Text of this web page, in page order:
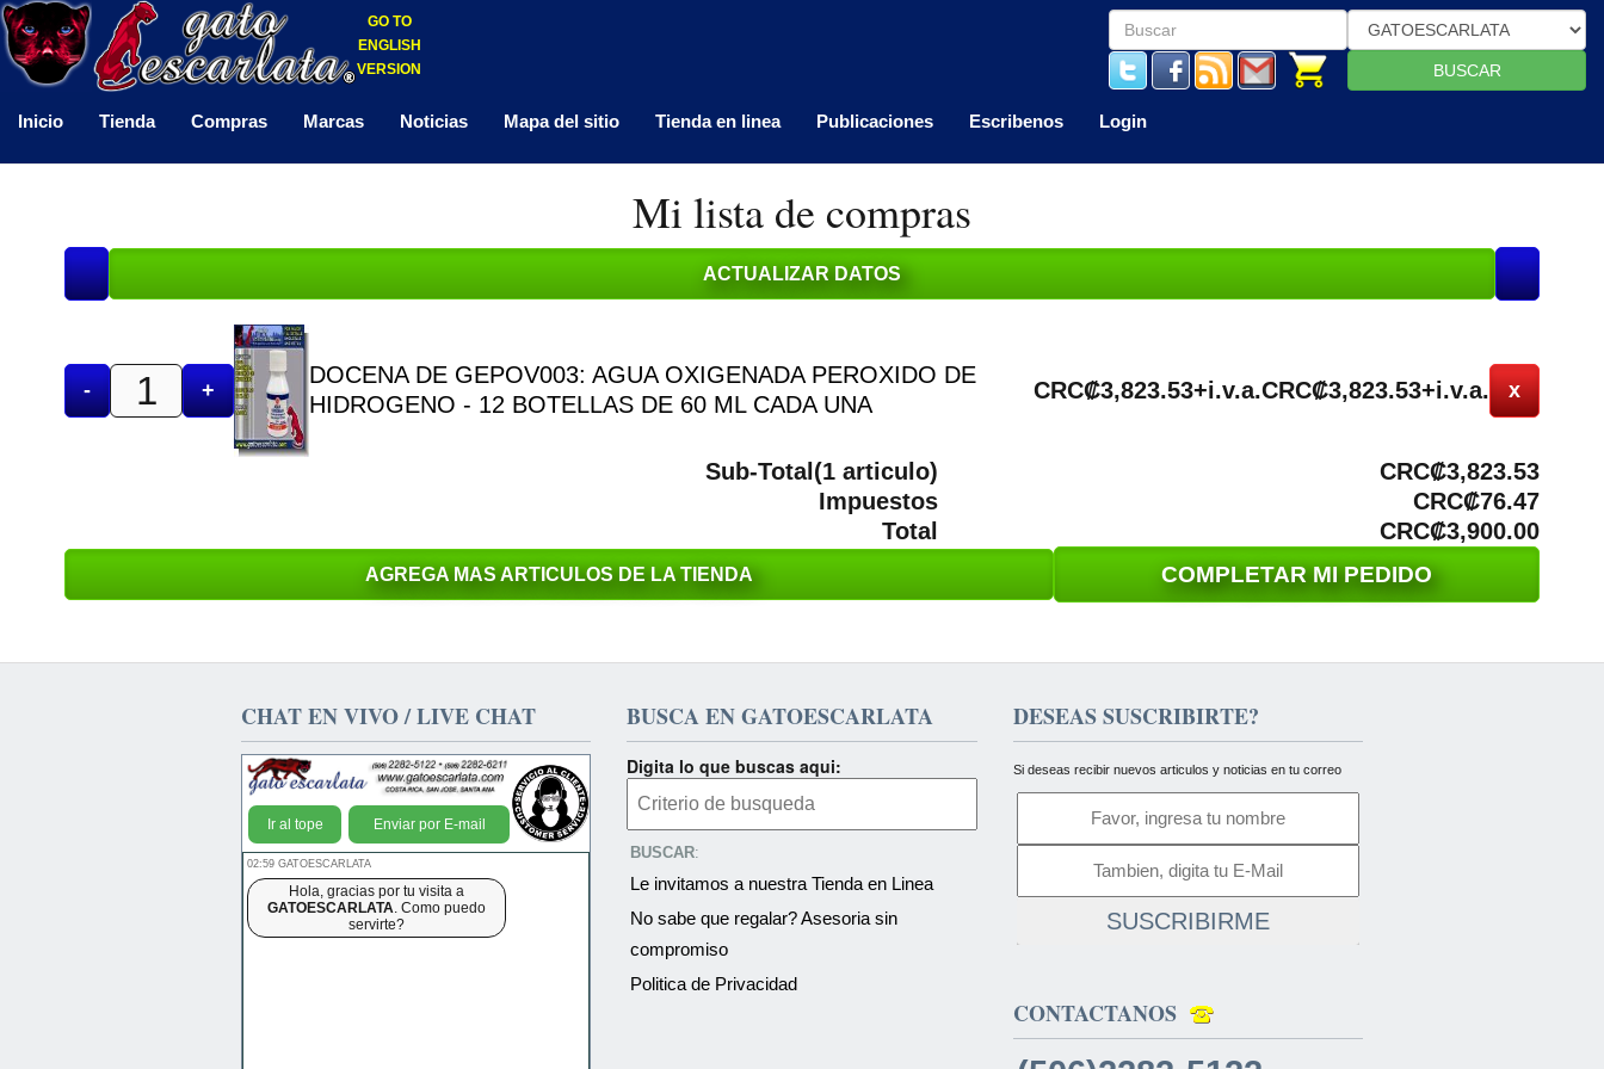
GO TO
ENGLISH
VERSION
BUSCAR
Inicio Tienda Compras Marcas Noticias Mapa del sitio Tienda en linea Publicaciones Escribenos Login
Mi lista de compras
- +
DOCENA DE GEPOV003: AGUA OXIGENADA PEROXIDO DE
HIDROGENO - 12 BOTELLAS DE 60 ML CADA UNA
CRC₡3,823.53+i.v.a.CRC₡3,823.53+i.v.a. x
Sub-Total(1 articulo)
CRC₡3,823.53
Impuestos
CRC₡76.47
Total
CRC₡3,900.00
AGREGA MAS ARTICULOS DE LA TIENDA COMPLETAR MI PEDIDO
CHAT EN VIVO / LIVE CHAT
Ir al tope Enviar por E-mail
02:59 GATOESCARLATA
Hola, gracias por tu visita a
GATOESCARLATA. Como puedo
servirte?
BUSCA EN GATOESCARLATA
Digita lo que buscas aqui:
BUSCAR:
Le invitamos a nuestra Tienda en Linea
No sabe que regalar? Asesoria sin
compromiso
Politica de Privacidad
DESEAS SUSCRIBIRTE?
Si deseas recibir nuevos articulos y noticias en tu correo
SUSCRIBIRME
CONTACTANOS